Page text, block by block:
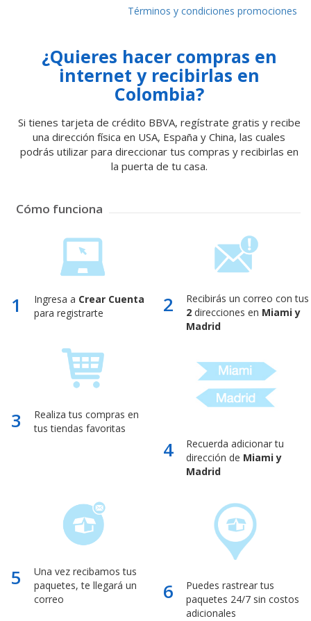
Términos y condiciones promociones
¿Quieres hacer compras en
internet y recibirlas en
Colombia?
Si tienes tarjeta de crédito BBVA, regístrate gratis y recibe
una dirección física en USA, España y China, las cuales
podrás utilizar para direccionar tus compras y recibirlas en
la puerta de tu casa.
Cómo funciona
1 Ingresa a Crear Cuenta
para registrarte
2
Recibirás un correo con tus
2direcciones en Miami y
Madrid
3
Realiza tus compras en
tus tiendas favoritas
4
Recuerda adicionar tu
dirección de Miami y
Madrid
5
Una vez recibamos tus
paquetes, te llegará un
correo
6
Puedes rastrear tus
paquetes 24/7 sin costos
adicionales